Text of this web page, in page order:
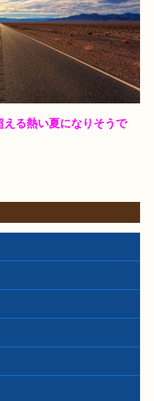
る熱い夏になりそうで